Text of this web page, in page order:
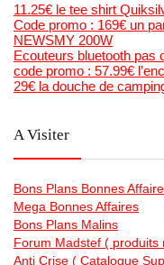
11.25€ le tee shirt
Code promo : 169€ un
NEWSMY 200W
Ecouteurs bluetooth pas
code promo : 57.99€
29€ la douche de
A Visiter
Bons Plans Bonnes
Mega Bonnes Affaires
Bons Plans Malins
Forum Madstef ( produits
Anti Crise ( Catalogue